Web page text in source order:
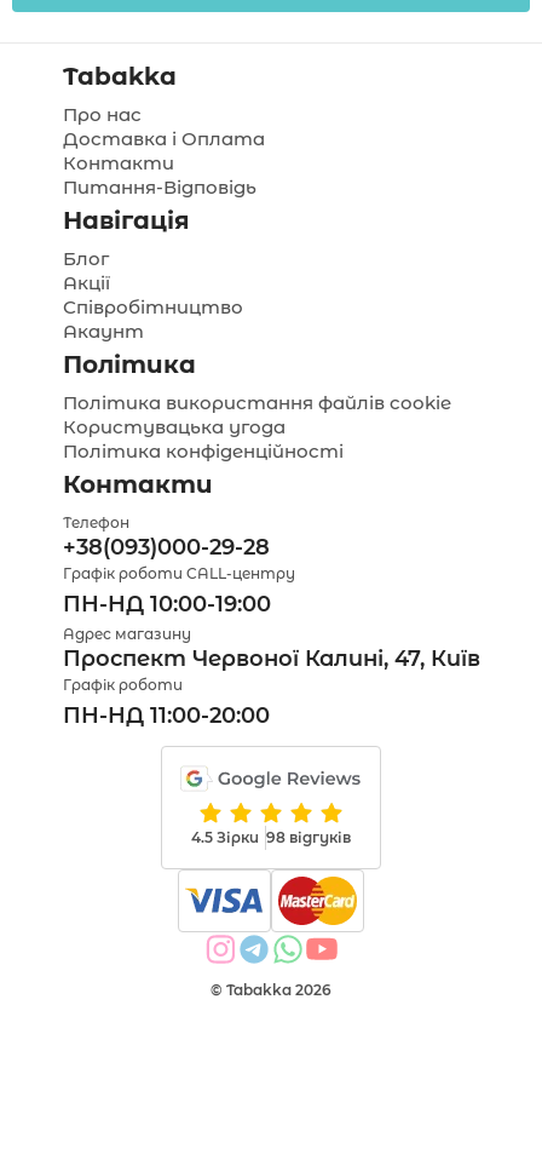
Tabakka
Про нас
Доставка і Оплата
Контакти
Питання-Відповідь
Навігація
Блог
Акції
Співробітництво
Акаунт
Політика
Політика використання файлів cookie
Користувацька угода
Політика конфіденційності
Контакти
Телефон
+38(093)000-29-28
Графік роботи CALL-центру
ПН-НД 10:00-19:00
Адрес магазину
Проспект Червоної Калині, 47, Київ
Графік роботи
ПН-НД 11:00-20:00
4.5 Зірки 98 відгуків
© Tabakka 2026